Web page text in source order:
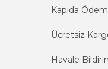
Kapıda
Ücretsiz
Havale